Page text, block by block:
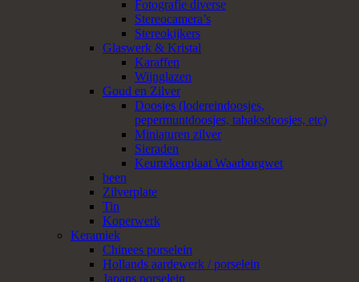
Fotografie diverse
Stereocamera’s
Stereokijkers
Glaswerk & Kristal
Karaffen
Wijnglazen
Goud en Zilver
Doosjes (lodereindoosjes,
pepermuntdoosjes, tabaksdoosjes, etc)
Miniaturen zilver
Sieraden
Keurtekenplaat Waarborgwet
been
Zilverplate
Tin
Koperwerk
Keramiek
Chinees porselein
Hollands aardewerk / porselein
Japans porselein